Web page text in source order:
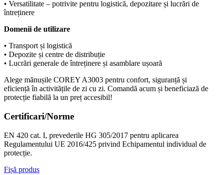
• Versatilitate – potrivite pentru logistică, depozitare și lucrări de
întreținere
Domenii de utilizare
• Transport și logistică
• Depozite și centre de distribuție
• Lucrări generale de întreținere și asamblare ușoară
Alege mănușile COREY A3003 pentru confort, siguranță și
eficiență în activitățile de zi cu zi. Comandă acum și beneficiază de
protecție fiabilă la un preț accesibil!
Certificari/Norme
EN 420 cat. I, prevederile HG 305/2017 pentru aplicarea
Regulamentului UE 2016/425 privind Echipamentul individual de
protecție.
Fișă produs